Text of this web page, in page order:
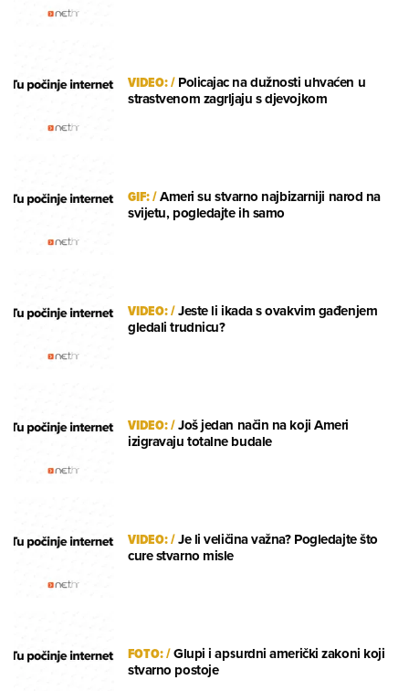
VIDEO:/Policajac na dužnosti uhvaćen u
strastvenom zagrljaju s djevojkom
GIF:/Ameri su stvarno najbizarniji narod na
svijetu, pogledajte ih samo
VIDEO:/Jeste li ikada s ovakvim gađenjem
gledali trudnicu?
VIDEO:/Još jedan način na koji Ameri
izigravaju totalne budale
VIDEO:/Je li veličina važna? Pogledajte što
cure stvarno misle
FOTO:/Glupi i apsurdni američki zakoni koji
stvarno postoje